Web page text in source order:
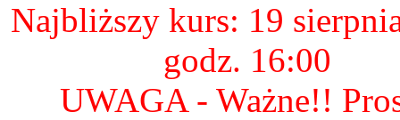
Najbliższy kurs: 19
godz. 16:00
UWAGA - Ważne!!